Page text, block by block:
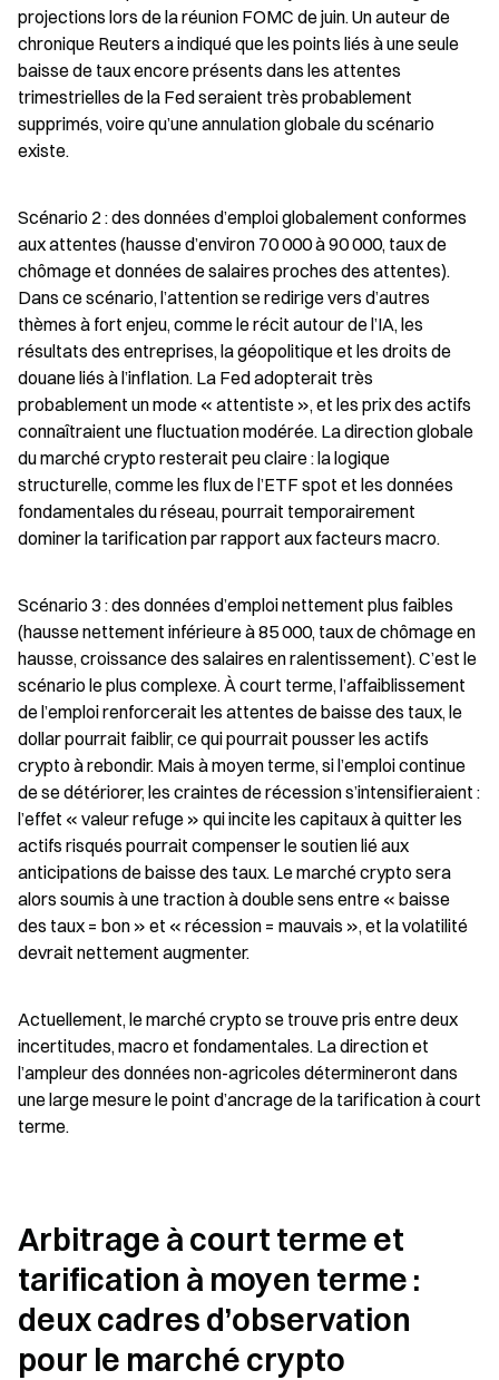
projections lors de la réunion FOMC de juin. Un auteur de
chronique Reuters a indiqué que les points liés à une seule
baisse de taux encore présents dans les attentes
trimestrielles de la Fed seraient très probablement
supprimés, voire qu’une annulation globale du scénario
existe.
Scénario 2 : des données d’emploi globalement conformes
aux attentes (hausse d’environ 70 000 à 90 000, taux de
chômage et données de salaires proches des attentes).
Dans ce scénario, l’attention se redirige vers d’autres
thèmes à fort enjeu, comme le récit autour de l’IA, les
résultats des entreprises, la géopolitique et les droits de
douane liés à l’inflation. La Fed adopterait très
probablement un mode « attentiste », et les prix des actifs
connaîtraient une fluctuation modérée. La direction globale
du marché crypto resterait peu claire : la logique
structurelle, comme les flux de l’ETF spot et les données
fondamentales du réseau, pourrait temporairement
dominer la tarification par rapport aux facteurs macro.
Scénario 3 : des données d’emploi nettement plus faibles
(hausse nettement inférieure à 85 000, taux de chômage en
hausse, croissance des salaires en ralentissement). C’est le
scénario le plus complexe. À court terme, l’affaiblissement
de l’emploi renforcerait les attentes de baisse des taux, le
dollar pourrait faiblir, ce qui pourrait pousser les actifs
crypto à rebondir. Mais à moyen terme, si l’emploi continue
de se détériorer, les craintes de récession s’intensifieraient :
l’effet « valeur refuge » qui incite les capitaux à quitter les
actifs risqués pourrait compenser le soutien lié aux
anticipations de baisse des taux. Le marché crypto sera
alors soumis à une traction à double sens entre « baisse
des taux = bon » et « récession = mauvais », et la volatilité
devrait nettement augmenter.
Actuellement, le marché crypto se trouve pris entre deux
incertitudes, macro et fondamentales. La direction et
l’ampleur des données non-agricoles détermineront dans
une large mesure le point d’ancrage de la tarification à court
terme.
Arbitrage à court terme et
tarification à moyen terme :
deux cadres d’observation
pour le marché crypto